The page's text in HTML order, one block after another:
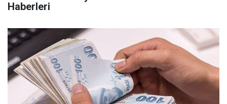
Haberleri